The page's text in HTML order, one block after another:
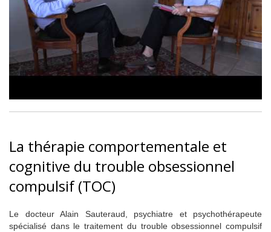
La thérapie comportementale et
cognitive du trouble obsessionnel
compulsif (TOC)
Le docteur Alain Sauteraud, psychiatre et psychothérapeute
spécialisé dans le traitement du trouble obsessionnel compulsif